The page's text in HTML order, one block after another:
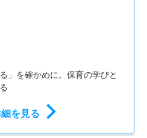
」を確かめに。保育の学びと
を見る